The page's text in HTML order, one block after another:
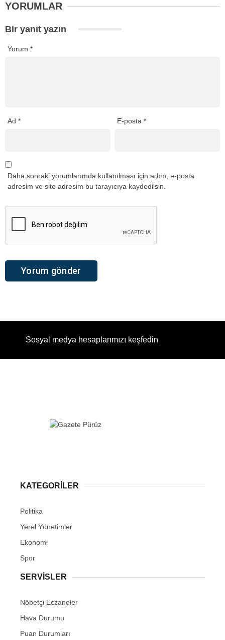
YORUMLAR
Bir yanıt yazın
Yorum *
Ad * E-posta*
Daha sonraki yorumlarımda kullanılması için adım, e-posta
adresim ve site adresim bu tarayıcıya kaydedilsin.
Sosyal medya hesaplarımızı keşfedin
KATEGORİLER
Politika
Yerel Yönetimler
Ekonomi
Spor
SERVİSLER
Nöbetçi Eczaneler
Hava Durumu
Puan Durumları